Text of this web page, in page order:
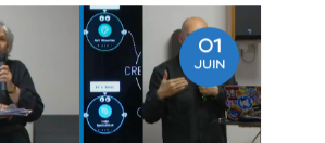
01
JUIN